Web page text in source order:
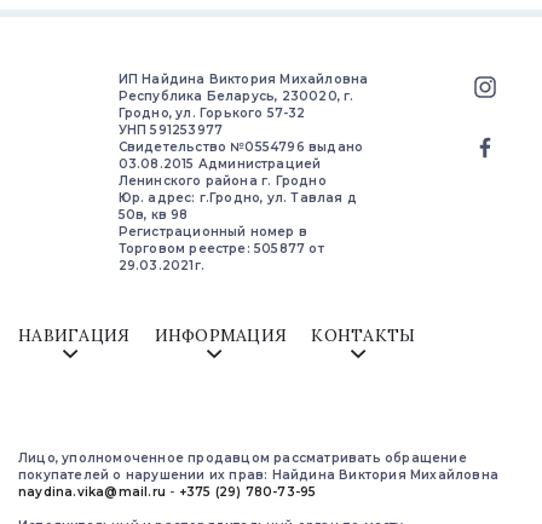
ИП Найдина Виктория Михайловна
Республика Беларусь, 230020, г.
Гродно, ул. Горького 57-32
УНП 591253977
Свидетельство №0554796 выдано
03.08.2015 Администрацией
Ленинского района г. Гродно
Юр. адрес: г.Гродно, ул. Тавлая д
50в, кв 98
Регистрационный номер в
Торговом реестре: 505877 от
29.03.2021г.
НАВИГАЦИЯ ИНФОРМАЦИЯ КОНТАКТЫ
Лицо, уполномоченное продавцом рассматривать обращение
покупателей о нарушении их прав: Найдина Виктория Михайловна
naydina.vika@mail.ru - +375 (29) 780-73-95